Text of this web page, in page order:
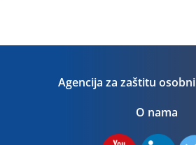
Agencija za zaštitu
O nama